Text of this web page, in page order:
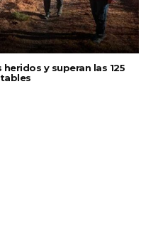
heridos y superan las 125